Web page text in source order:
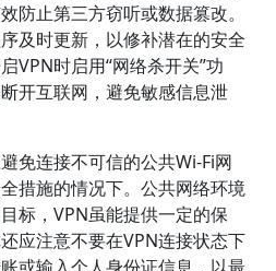
防止第三方窃听或数据篡改。
及时更新，以修补潜在的安全
VPN时启用“网络杀开关”功
开互联网，避免敏感信息泄
免连接不可信的公共Wi-Fi网
措施的情况下。公共网络环境
标，VPN虽能提供一定的保
应注意不要在VPN连接状态下